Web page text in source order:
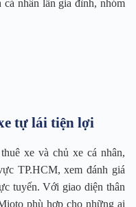
nhân lẫn gia đình, nhóm
tự lái tiện lợi
xe và chủ xe cá nhân,
TP.HCM, xem đánh giá
tuyến. Với giao diện thân
phù hợp cho những ai